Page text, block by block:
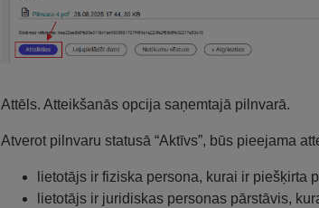
Attēls. Atteikšanās opcija saņemtajā pilnvarā.
Atverot pilnvaru statusā “Aktīvs”, būs pieejama
lietotājs ir fiziska persona, kurai ir piešķirta
lietotājs ir juridiskas personas pārstāvis,